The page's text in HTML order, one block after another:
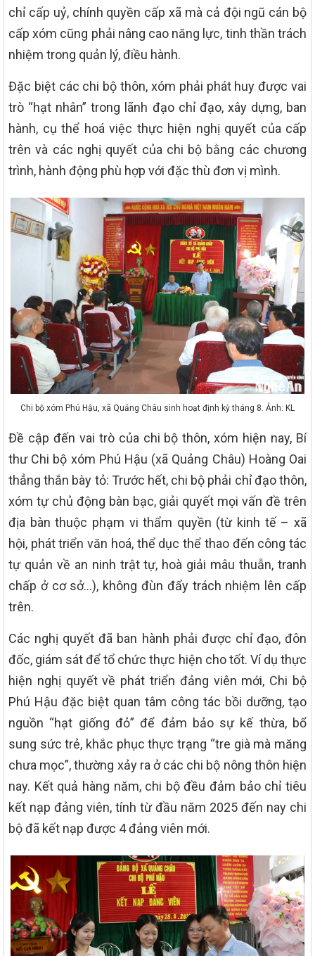
chỉ cấp uỷ, chính quyền cấp xã mà cả đội ngũ cán bộ
cấp xóm cũng phải nâng cao năng lực, tinh thần trách
nhiệm trong quản lý, điều hành.
Đặc biệt các chi bộ thôn, xóm phải phát huy được vai
trò “hạt nhân” trong lãnh đạo chỉ đạo, xây dựng, ban
hành, cụ thể hoá việc thực hiện nghị quyết của cấp
trên và các nghị quyết của chi bộ bằng các chương
trình, hành động phù hợp với đặc thù đơn vị mình.
Chi bộ xóm Phú Hậu, xã Quảng Châu sinh hoạt định kỳ tháng 8. Ảnh: KL
Đề cập đến vai trò của chi bộ thôn, xóm hiện nay, Bí
thư Chi bộ xóm Phú Hậu (xã Quảng Châu) Hoàng Oai
thẳng thắn bày tỏ: Trước hết, chi bộ phải chỉ đạo thôn,
xóm tự chủ động bàn bạc, giải quyết mọi vấn đề trên
địa bàn thuộc phạm vi thẩm quyền (từ kinh tế – xã
hội, phát triển văn hoá, thể dục thể thao đến công tác
tự quản về an ninh trật tự, hoà giải mâu thuẫn, tranh
chấp ở cơ sở…), không đùn đẩy trách nhiệm lên cấp
trên.
Các nghị quyết đã ban hành phải được chỉ đạo, đôn
đốc, giám sát để tổ chức thực hiện cho tốt. Ví dụ thực
hiện nghị quyết về phát triển đảng viên mới, Chi bộ
Phú Hậu đặc biệt quan tâm công tác bồi dưỡng, tạo
nguồn “hạt giống đỏ” để đảm bảo sự kế thừa, bổ
sung sức trẻ, khắc phục thực trạng “tre già mà măng
chưa mọc”, thường xảy ra ở các chi bộ nông thôn hiện
nay. Kết quả hàng năm, chi bộ đều đảm bảo chỉ tiêu
kết nạp đảng viên, tính từ đầu năm 2025 đến nay chi
bộ đã kết nạp được 4 đảng viên mới.